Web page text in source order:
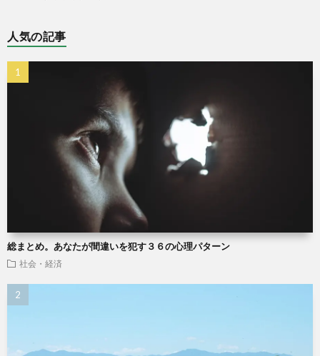
人気の記事
総まとめ。あなたが間違いを犯す３６の心理パターン
社会・経済